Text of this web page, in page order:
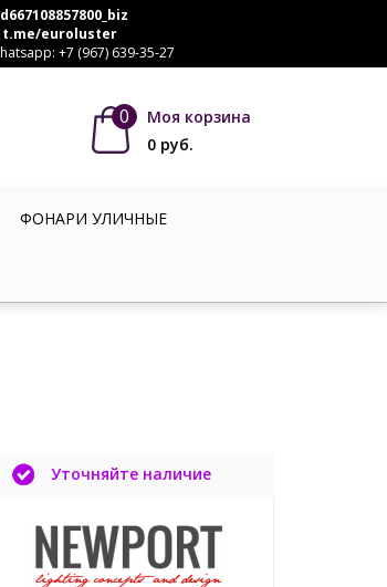
t.me/euroluster
+7 (967) 639-35-27
0
Моя корзина
0 руб.
ФОНАРИ УЛИЧНЫЕ
Уточняйте наличие